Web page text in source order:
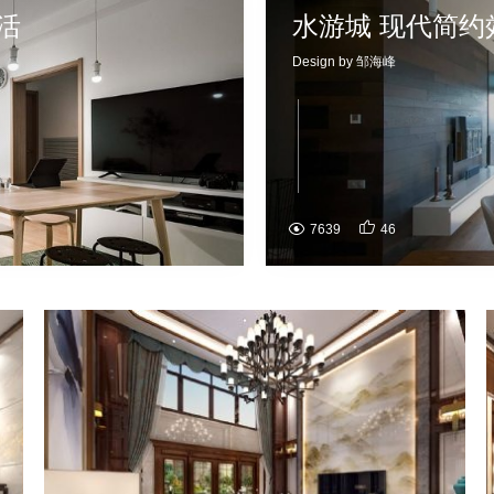
水游城 现代简约
Design by 邹海峰
 7639 46